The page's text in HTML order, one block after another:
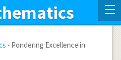
- Pondering Excellence in